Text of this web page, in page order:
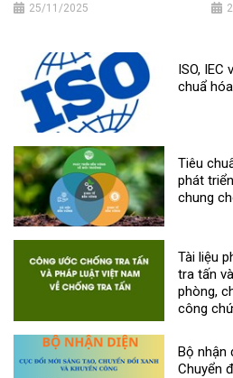
25/11/2025
ISO, IEC
chuẩ
Tiêu
phát
chung
Tài liệu
tra tấn
phòng,
công
Bộ nhận
Chuyển